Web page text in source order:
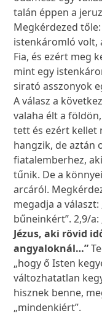
talán éppen a
Megkérdezed
istenkáromló volt,
Fia, és ezért meg
mint egy
sirató asszonyok
A válasz a
valaha élt a
tett és ezért kellet
hangzik, de aztán
fiatalemberhez,
tűnik. De a
arcáról.
megadja a
bűneinkért”. 2,9/a:
Jézus, aki rövid
angyaloknál…”
„hogy ő Isten
változhatatlan
hisznek benne,
„mindenkiért”.